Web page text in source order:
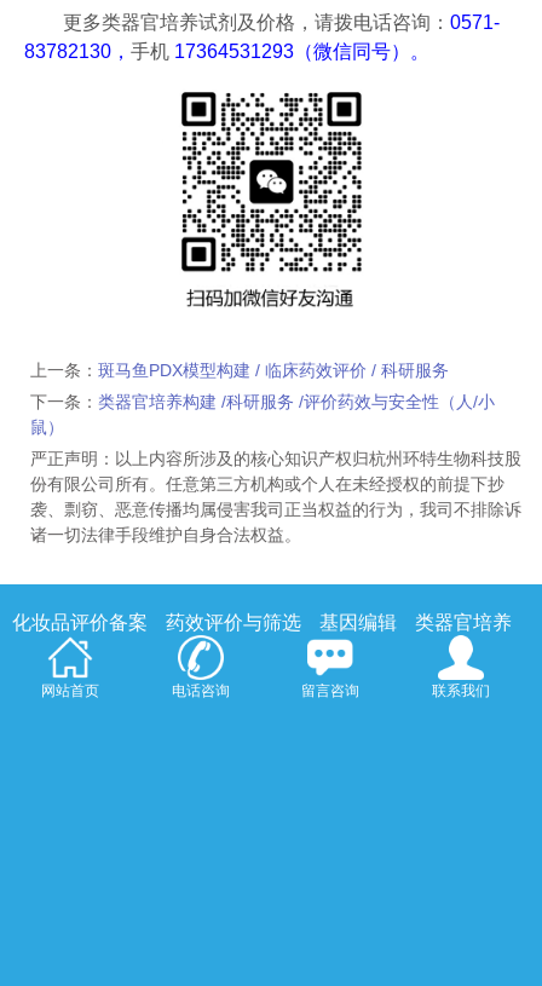
更多类器官培养试剂及价格，请拨电话咨询： 0571-
83782130， 手机 17364531293（微信同号）。
上一条： 斑马鱼PDX模型构建 / 临床药效评价 / 科研服务
下一条： 类器官培养构建 /科研服务 /评价药效与安全性（人/小
鼠）
严正声明：以上内容所涉及的核心知识产权归杭州环特生物科技股
份有限公司所有。任意第三方机构或个人在未经授权的前提下抄
袭、剽窃、恶意传播均属侵害我司正当权益的行为，我司不排除诉
诸一切法律手段维护自身合法权益。
化妆品评价备案 药效评价与筛选 基因编辑
类器官培养
大小鼠模型实验
科研服务
保健食品评价备案
斑马鱼实验室设备系统
网站首页 电话咨询 留言咨询 联系我们